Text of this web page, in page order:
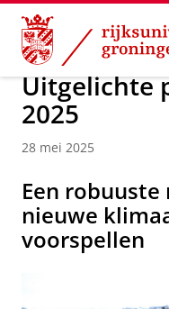
Skip
Content
Skip
Navigation
Over ons Faculty of
Uitgelichte
2025
28 mei 2025
Een
nieuwe
voorspellen